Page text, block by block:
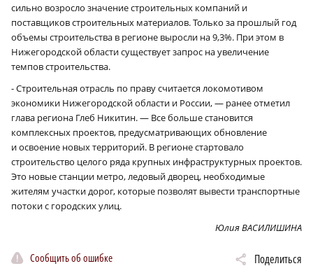
сильно возросло значение строительных компаний и
поставщиков строительных материалов. Только за прошлый год
объемы строительства в регионе выросли на 9,3%. При этом в
Нижегородской области существует запрос на увеличение
темпов строительства.
- Строительная отрасль по праву считается локомотивом
экономики Нижегородской области и России, — ранее отметил
глава региона Глеб Никитин. — Все больше становится
комплексных проектов, предусматривающих обновление
и освоение новых территорий. В регионе стартовало
строительство целого ряда крупных инфраструктурных проектов.
Это новые станции метро, ледовый дворец, необходимые
жителям участки дорог, которые позволят вывести транспортные
потоки с городских улиц.
Юлия ВАСИЛИШИНА
Сообщить об ошибке Поделиться